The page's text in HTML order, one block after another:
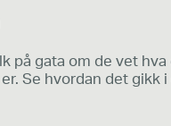
på gata om de vet hva
Se hvordan det gikk i